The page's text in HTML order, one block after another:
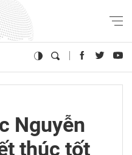
Nguyễn
thúc tốt